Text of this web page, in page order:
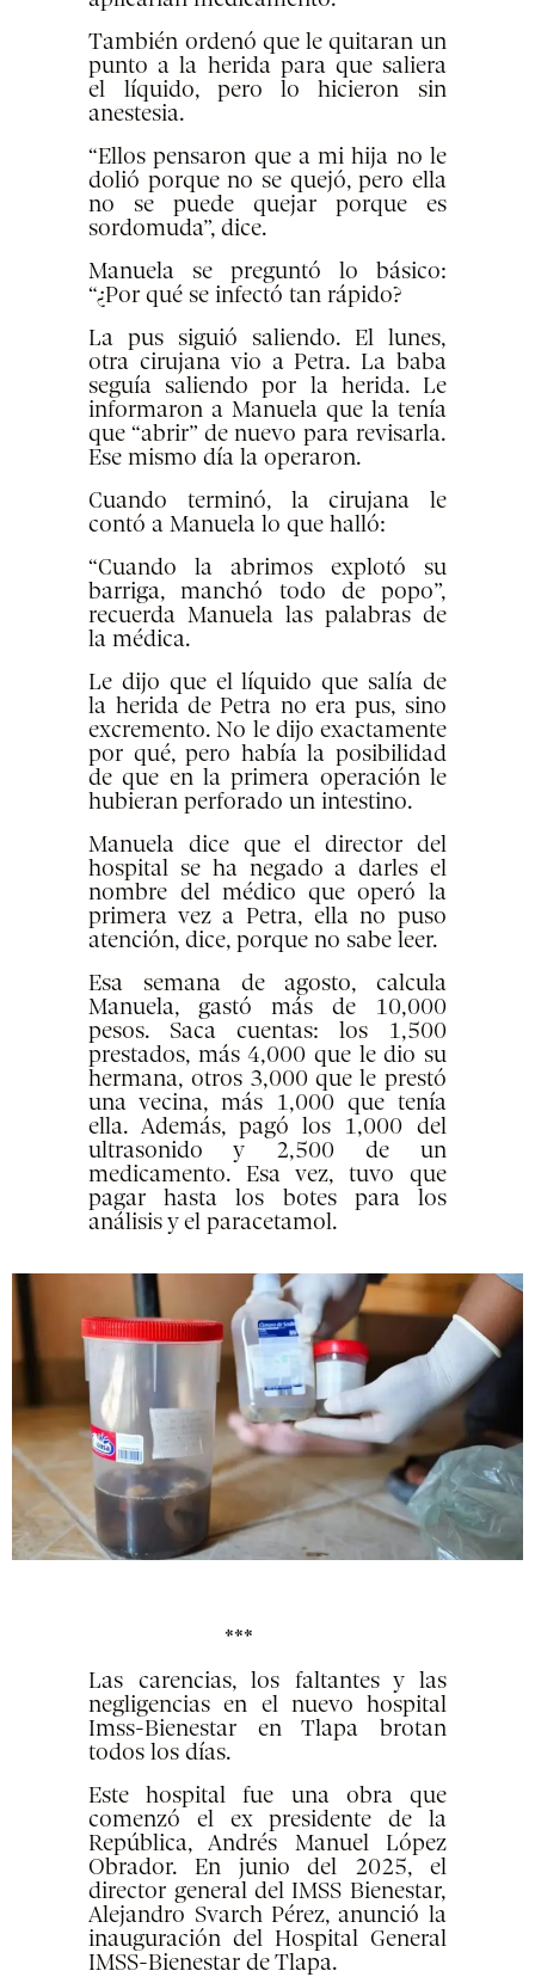
También ordenó que le quitaran un
punto a la herida para que saliera
el líquido, pero lo hicieron sin
anestesia.
“Ellos pensaron que a mi hija no le
dolió porque no se quejó, pero ella
no se puede quejar porque es
sordomuda”, dice.
Manuela se preguntó lo básico:
“¿Por qué se infectó tan rápido?
La pus siguió saliendo. El lunes,
otra cirujana vio a Petra. La baba
seguía saliendo por la herida. Le
informaron a Manuela que la tenía
que “abrir” de nuevo para revisarla.
Ese mismo día la operaron.
Cuando terminó, la cirujana le
contó a Manuela lo que halló:
“Cuando la abrimos explotó su
barriga, manchó todo de popo”,
recuerda Manuela las palabras de
la médica.
Le dijo que el líquido que salía de
la herida de Petra no era pus, sino
excremento. No le dijo exactamente
por qué, pero había la posibilidad
de que en la primera operación le
hubieran perforado un intestino.
Manuela dice que el director del
hospital se ha negado a darles el
nombre del médico que operó la
primera vez a Petra, ella no puso
atención, dice, porque no sabe leer.
Esa semana de agosto, calcula
Manuela, gastó más de 10,000
pesos. Saca cuentas: los 1,500
prestados, más 4,000 que le dio su
hermana, otros 3,000 que le prestó
una vecina, más 1,000 que tenía
ella. Además, pagó los 1,000 del
ultrasonido y 2,500 de un
medicamento. Esa vez, tuvo que
pagar hasta los botes para los
análisis y el paracetamol.
***
Las carencias, los faltantes y las
negligencias en el nuevo hospital
Imss-Bienestar en Tlapa brotan
todos los días.
Este hospital fue una obra que
comenzó el ex presidente de la
República, Andrés Manuel López
Obrador. En junio del 2025, el
director general del IMSS Bienestar,
Alejandro Svarch Pérez, anunció la
inauguración del Hospital General
IMSS-Bienestar de Tlapa.